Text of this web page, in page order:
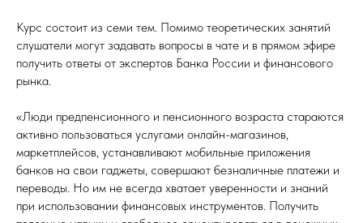
Курс состоит из семи тем. Помимо теоретических занятий
слушатели могут задавать вопросы в чате и в прямом эфире
получить ответы от экспертов Банка России и финансового
рынка.
«Люди предпенсионного и пенсионного возраста стараются
активно пользоваться услугами онлайн-магазинов,
маркетплейсов, устанавливают мобильные приложения
банков на свои гаджеты, совершают безналичные платежи и
переводы. Но им не всегда хватает уверенности и знаний
при использовании финансовых инструментов. Получить